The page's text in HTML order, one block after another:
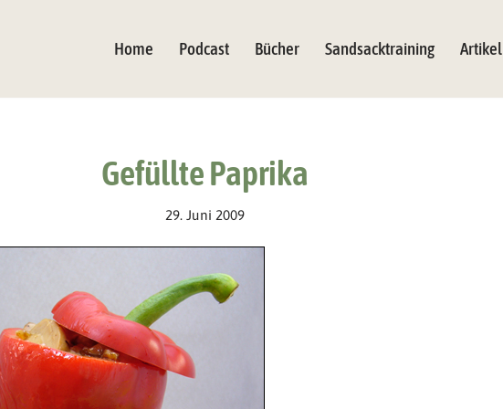
Home Podcast Bücher Sandsacktraining Artikel
Gefüllte Paprika
29. Juni 2009